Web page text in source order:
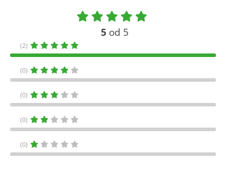
5 od 5
(2)
(0)
(0)
(0)
(0)